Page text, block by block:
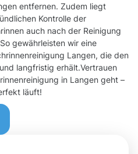
entfernen. Zudem liegt
Kontrolle der
auch nach der Reinigung
gewährleisten wir eine
Langen, die den
langfristig erhält.Vertrauen
in Langen geht –
läuft!